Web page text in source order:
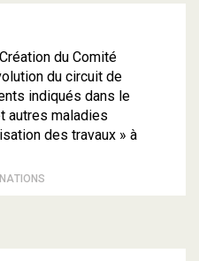
du Comité
du circuit de
indiqués dans le
autres maladies
des travaux » à